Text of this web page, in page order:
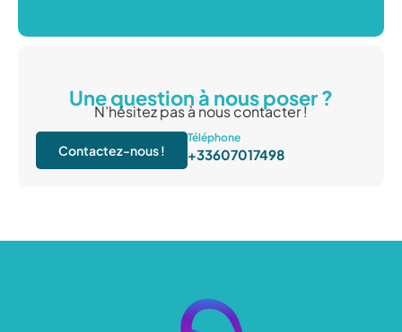
Une question à nous poser ?
N’hésitez pas à nous contacter !
Contactez-nous !
Téléphone
+33607017498